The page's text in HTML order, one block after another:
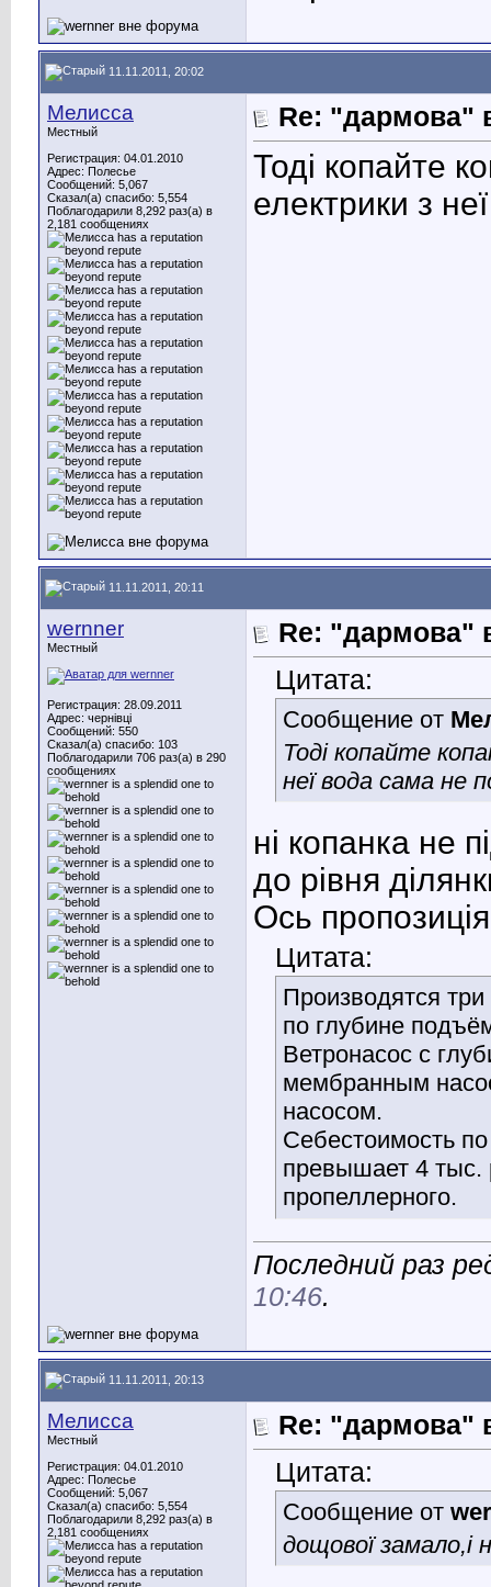
11.11.2011, 20:02
Мелисса
Местный
Регистрация: 04.01.2010
Адрес: Полесье
Сообщений: 5,067
Сказал(а) спасибо: 5,554
Поблагодарили 8,292 раз(а) в
2,181 сообщениях
Re: "дармова"
Тоді копайте
електрики з
11.11.2011, 20:11
wernner
Местный
Регистрация: 28.09.2011
Адрес: чернівці
Сообщений: 550
Сказал(а) спасибо: 103
Поблагодарили 706 раз(а) в 290
сообщениях
Re: "дармова"
Цитата:
Сообщение от
Тоді копайте
неї вода сама не
ні копанка не
до рівня
Ось
Цитата:
Производятся
по глубине
Ветронасос с
мембранным
насосом.
Себестоимость
превышает 4 тыс.
пропеллерного.
Последний раз
10:46.
11.11.2011, 20:13
Мелисса
Местный
Регистрация: 04.01.2010
Адрес: Полесье
Сообщений: 5,067
Сказал(а) спасибо: 5,554
Поблагодарили 8,292 раз(а) в
2,181 сообщениях
Re: "дармова"
Цитата:
Сообщение от
дощової замало,і